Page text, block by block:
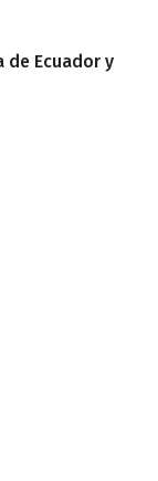
de Ecuador y